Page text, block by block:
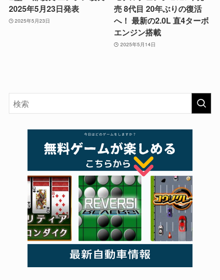
2025年5月23日発表
2025年5月23日
売 8代目 20年ぶりの復活
へ！ 最新の2.0L 直4ターボ
エンジン搭載
2025年5月14日